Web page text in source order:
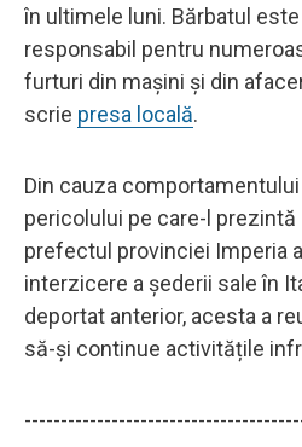
în ultimele luni. Bărbatul
responsabil pentru
furturi din mașini și din
scrie presa locală.
Din cauza
pericolului pe care-l
prefectul provinciei Imperia
interzicere a șederii sale în
deportat anterior, acesta a
să-și continue activitățile